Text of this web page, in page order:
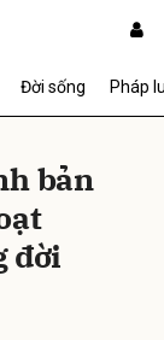
Đời sống Pháp
bản
đời